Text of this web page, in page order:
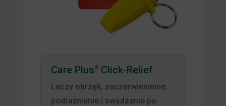
Care Plus®Click-Relief
Leczy obrzęk, zaczerwienienie,
podrażnienie i swędzenie po